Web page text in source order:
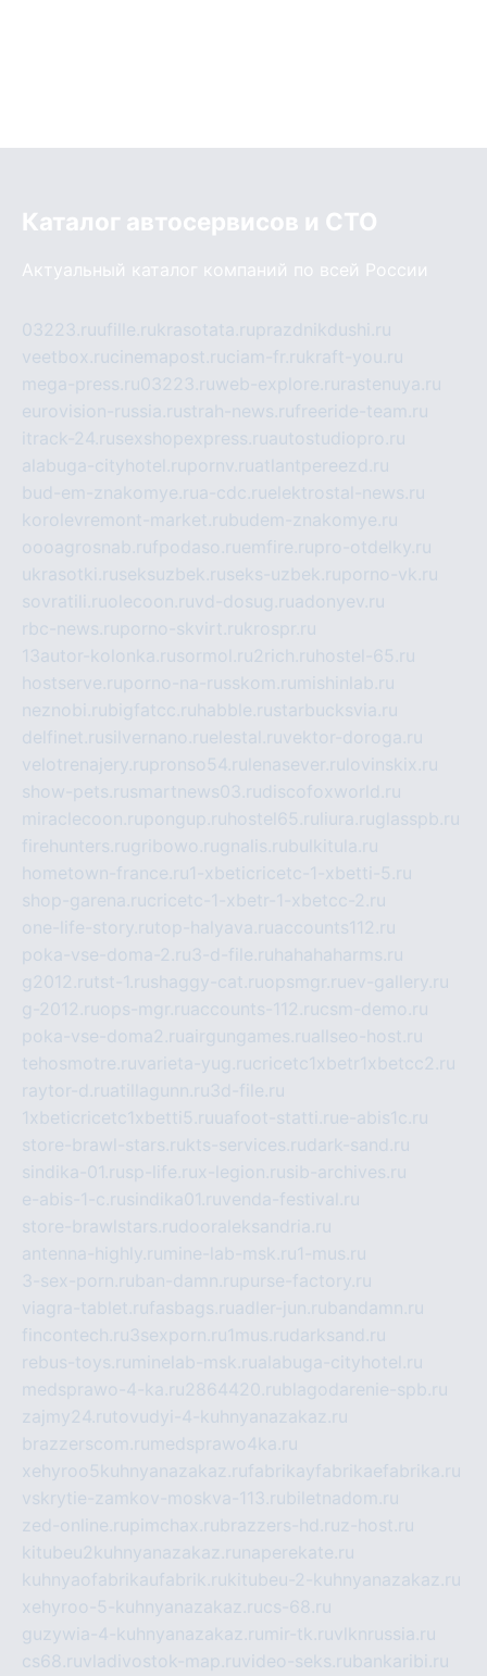
Каталог автосервисов и СТО
Актуальный каталог компаний по всей России
03223.ruufille.rukrasotata.ruprazdnikdushi.ru
veetbox.rucinemapost.ruciam-fr.rukraft-you.ru
mega-press.ru03223.ruweb-explore.ru rastenuya.ru
eurovision-russia.rustrah-news.rufreeride-team.ru
itrack-24.rusexshopexpress.ruautostudiopro.ru
alabuga-cityhotel.rupornv.ruatlantpereezd.ru
bud-em-znakomye.rua-cdc.ruelektrostal-news.ru
korolevremont-market.rubudem-znakomye.ru
oooagrosnab.rufpodaso.ruemfire.rupro-otdelky.ru
ukrasotki.ruseksuzbek.ruseks-uzbek.ruporno-vk.ru
sovratili.ruolecoon.ruvd-dosug.ruadonyev.ru
rbc-news.ruporno-skvirt.rukrospr.ru
13autor-kolonka.rusormol.ru2rich.ru hostel-65.ru
hostserve.ruporno-na-russkom.ru mishinlab.ru
neznobi.rubigfatcc.ru habble.rustarbucksvia.ru
delfinet.rusilvernano.ruelestal.ruvektor-doroga.ru
velotrenajery.rupronso54.ru lenasever.ru lovinskix.ru
show-pets.rusmartnews03.rudiscofoxworld.ru
miraclecoon.rupongup.ru hostel65.ru liura.ruglasspb.ru
firehunters.rugribowo.rugnalis.rubulkitula.ru
hometown-france.ru1-xbeticricetc-1-xbetti-5.ru
shop-garena.rucricetc-1-xbetr-1-xbetcc-2.ru
one-life-story.rutop-halyava.ruaccounts112.ru
poka-vse-doma-2.ru3-d-file.ru hahahaharms.ru
g2012.rutst-1.rushaggy-cat.ruopsmgr.ruev-gallery.ru
g-2012.ruops-mgr.ruaccounts-112.rucsm-demo.ru
poka-vse-doma2.ruairgungames.ruallseo-host.ru
tehosmotre.ruvarieta-yug.rucricetc1xbetr1xbetcc2.ru
raytor-d.ruatillagunn.ru3d-file.ru
1xbeticricetc1xbetti5.ruuafoot-statti.rue-abis1c.ru
store-brawl-stars.rukts-services.rudark-sand.ru
sindika-01.rusp-life.rux-legion.rusib-archives.ru
e-abis-1-c.rusindika01.ruvenda-festival.ru
store-brawlstars.rudooraleksandria.ru
antenna-highly.ru mine-lab-msk.ru1-mus.ru
3-sex-porn.ruban-damn.rupurse-factory.ru
viagra-tablet.rufasbags.ruadler-jun.rubandamn.ru
fincontech.ru3sexporn.ru1mus.rudarksand.ru
rebus-toys.ru minelab-msk.rualabuga-cityhotel.ru
medsprawo-4-ka.ru2864420.rublagodarenie-spb.ru
zajmy24.rutovudyi-4-kuhnyanazakaz.ru
brazzerscom.ru medsprawo4ka.ru
xehyroo5kuhnyanazakaz.rufabrikayfabrikaefabrika.ru
vskrytie-zamkov-moskva-113.rubiletnadom.ru
zed-online.rupimchax.rubrazzers-hd.ruz-host.ru
kitubeu2kuhnyanazakaz.ru naperekate.ru
kuhnyaofabrikaufabrik.rukitubeu-2-kuhnyanazakaz.ru
xehyroo-5-kuhnyanazakaz.rucs-68.ru
guzywia-4-kuhnyanazakaz.ru mir-tk.ruvlknrussia.ru
cs68.ruvladivostok-map.ruvideo-seks.rubankaribi.ru